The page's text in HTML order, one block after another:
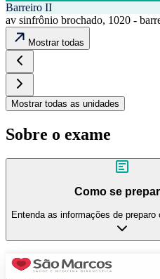
Barreiro II
av sinfrônio brochado, 1020 -
Mostrar todas
Mostrar todas as unidades
Sobre o exame
Como se
Entenda as informações de